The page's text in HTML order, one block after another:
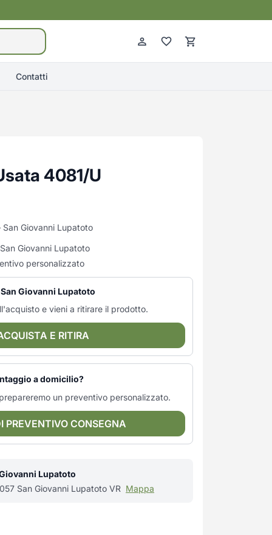
Contatti
4081/U
Giovanni Lupatoto
Giovanni Lupatoto
personalizzato
Giovanni Lupatoto
e vieni a ritirare il prodotto.
E RITIRA
a domicilio?
un preventivo personalizzato.
PREVENTIVO CONSEGNA
Lupatoto
San Giovanni Lupatoto VR Mappa